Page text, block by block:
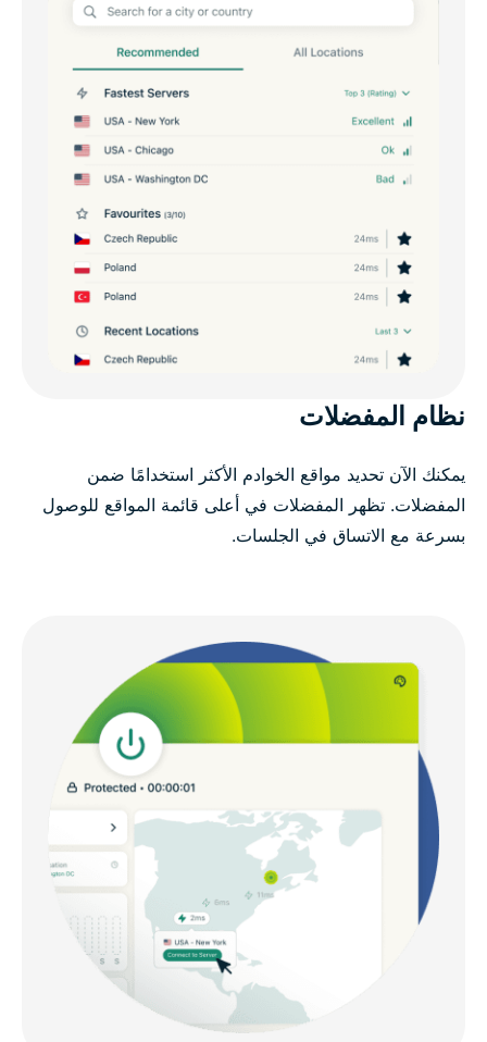
نظام المفضلات
يمكنك الآن تحديد مواقع الخوادم الأكثر استخدامًا ضمن
المفضلات. تظهر المفضلات في أعلى قائمة المواقع للوصول
بسرعة مع الاتساق في الجلسات.